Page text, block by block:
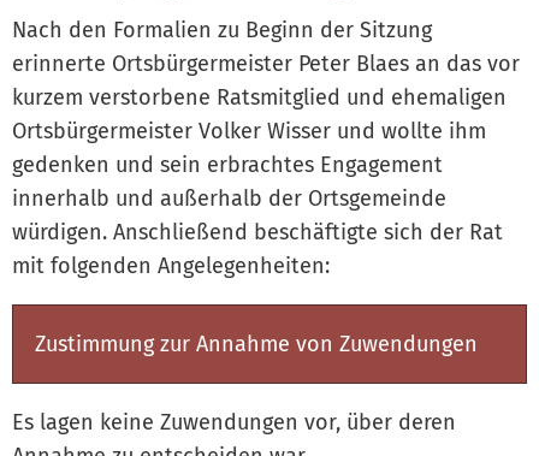
Nach den Formalien zu Beginn der Sitzung
erinnerte Ortsbürgermeister Peter Blaes an das vor
kurzem verstorbene Ratsmitglied und ehemaligen
Ortsbürgermeister Volker Wisser und wollte ihm
gedenken und sein erbrachtes Engagement
innerhalb und außerhalb der Ortsgemeinde
würdigen. Anschließend beschäftigte sich der Rat
mit folgenden Angelegenheiten:
Zustimmung zur Annahme von Zuwendungen
Es lagen keine Zuwendungen vor, über deren